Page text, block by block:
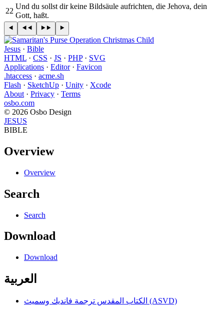
22
Und du sollst dir keine Bildsäule aufrichten, die Jehova, dein
Gott, haßt.
Jesus · Bible
HTML · CSS · JS · PHP· SVG
Applications · Editor· Favicon
.htaccess · acme.sh
Flash · SketchUp · Unity · Xcode
About · Privacy · Terms
osbo.com
© 2026 Osbo Design
JESUS
BIBLE
Overview
Overview
Search
Search
Download
Download
العربية
الكتاب المقدس ترجمة فانديك وسميث (ASVD)